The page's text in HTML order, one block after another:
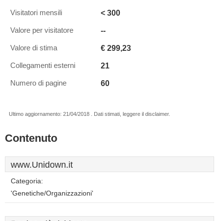
Visitatori mensili < 300
Valore per visitatore --
Valore di stima € 299,23
Collegamenti esterni 21
Numero di pagine 60
Ultimo aggiornamento: 21/04/2018 . Dati stimati, leggere il disclaimer.
Contenuto
www.Unidown.it
Categoria:
'Genetiche/Organizzazioni'